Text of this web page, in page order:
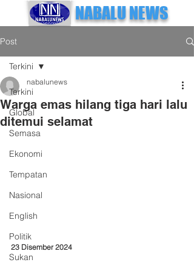
NABALU NEWS
Post
Terkini
Global
Semasa
Ekonomi
Tempatan
Nasional
English
Politik
Sukan
Terkini
Warga emas hilang tiga hari lalu
ditemui selamat
nabalunews
23 Disember 2024